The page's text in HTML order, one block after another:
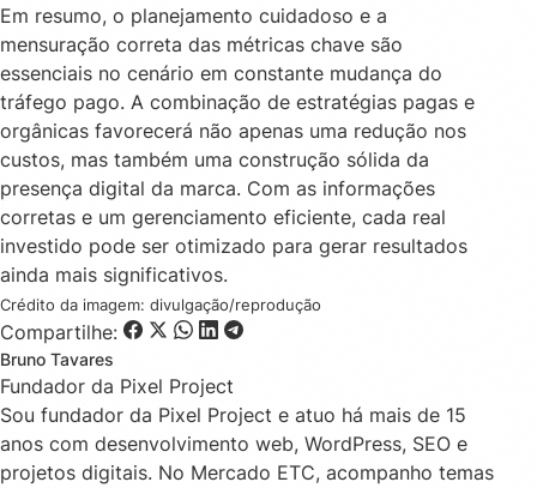
Em resumo, o planejamento cuidadoso e a
mensuração correta das métricas chave são
essenciais no cenário em constante mudança do
tráfego pago. A combinação de estratégias pagas e
orgânicas favorecerá não apenas uma redução nos
custos, mas também uma construção sólida da
presença digital da marca. Com as informações
corretas e um gerenciamento eficiente, cada real
investido pode ser otimizado para gerar resultados
ainda mais significativos.
Crédito da imagem: divulgação/reprodução
Compartilhe:
Bruno Tavares
Fundador da Pixel Project
Sou fundador da Pixel Project e atuo há mais de 15
anos com desenvolvimento web, WordPress, SEO e
projetos digitais. No Mercado ETC, acompanho temas